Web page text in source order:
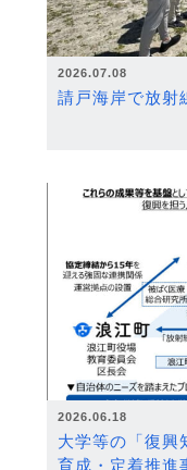
2026.07.08
請戸海岸で放射
2026.06.18
大学等の「復興
育成・定着推進